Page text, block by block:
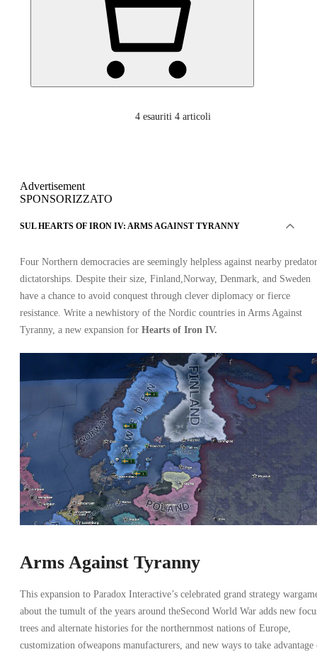
4 esauriti 4 articoli
Advertisement
SPONSORIZZATO
SUL HEARTS OF IRON IV: ARMS AGAINST TYRANNY
Four Northern democracies are seemingly helpless against nearby
dictatorships. Despite their size, Finland,Norway, Denmark, and Sweden
have a chance to avoid conquest through clever diplomacy or fierce
resistance. Write a newhistory of the Nordic countries in Arms Against
Tyranny, a new expansion for Hearts of Iron IV.
Arms Against Tyranny
This expansion to Paradox Interactive’s celebrated grand strategy
about the tumult of the years around theSecond World War adds new
trees and alternate histories for the northernmost nations of Europe,
customization ofweapons manufacturers, and new ways to take advantage